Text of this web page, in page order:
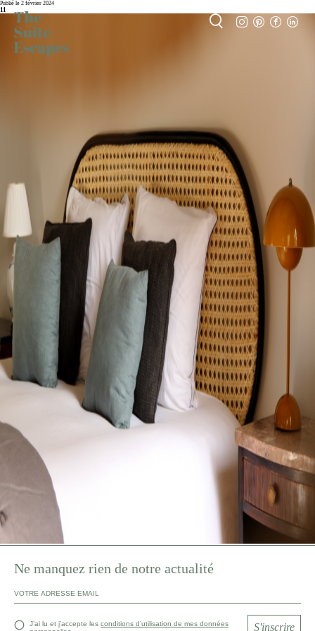
Publié le 2 février 2024
11
Ne manquez rien de notre actualité
J’ai lu et j’accepte les conditions d’utilisation de mes données
S'inscrire